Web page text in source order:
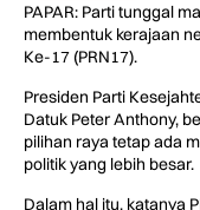
PAPAR: Parti tunggal
membentuk kerajaan
Ke-17 (PRN17).
Presiden Parti
Datuk Peter Anthony,
pilihan raya tetap ada
politik yang lebih besar.
Dalam hal itu, katanya